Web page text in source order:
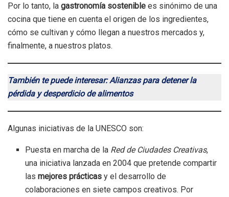
Por lo tanto, la gastronomía sostenible es sinónimo de una
cocina que tiene en cuenta el origen de los ingredientes,
cómo se cultivan y cómo llegan a nuestros mercados y,
finalmente, a nuestros platos.
También te puede interesar: Alianzas para detener la
pérdida y desperdicio de alimentos
Algunas iniciativas de la UNESCO son:
Puesta en marcha de la Red de Ciudades Creativas,
una iniciativa lanzada en 2004 que pretende compartir
lasmejores prácticas y el desarrollo de
colaboraciones en siete campos creativos. Por